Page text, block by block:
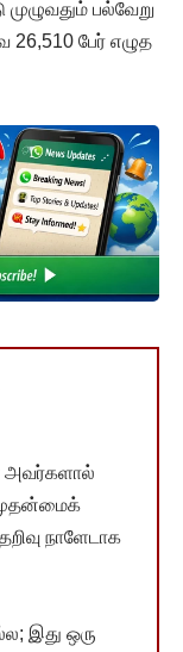
பல்வேறு
பேர் எழுத
அவர்களால்
நாளேடாக
இது ஒரு